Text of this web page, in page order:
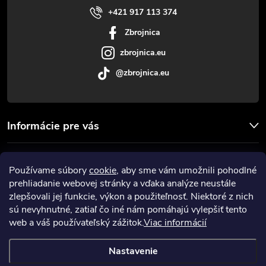
Používame súborycookie, aby sme vám umožnili pohodlné
prehliadanie webovej stránky a vďaka analýze neustále
zlepšovali jej funkcie, výkon a použiteľnosť. Niektoré z nich
sú nevyhnutné, zatiaľ čo iné nám pomáhajú vylepšiť tento
web a váš používateľský zážitok.Viac informácií
Nastavenie
y
v
ý
p
i
s
u
Informácie pre vás
Prijímame online platby
+421 917 113 374
Zbrojnica
zbrojnica.eu
@zbrojnica.eu